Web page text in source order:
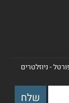
- ניוזלטרים